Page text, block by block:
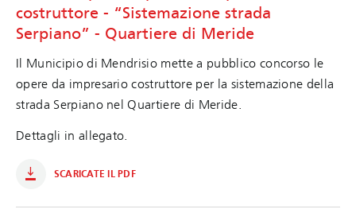
costruttore - “Sistemazione strada
Serpiano” - Quartiere di Meride
Il Municipio di Mendrisio mette a pubblico concorso le
opere da impresario costruttore per la sistemazione della
strada Serpiano nel Quartiere di Meride.
Dettagli in allegato.
SCARICATE IL PDF